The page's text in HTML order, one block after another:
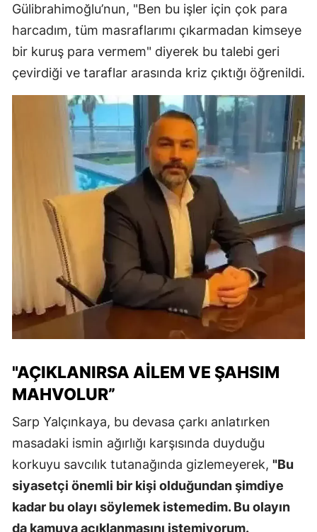
Gülibrahimoğlu’nun, "Ben bu işler için çok para
harcadım, tüm masraflarımı çıkarmadan kimseye
bir kuruş para vermem" diyerek bu talebi geri
çevirdiği ve taraflar arasında kriz çıktığı öğrenildi.
"AÇIKLANIRSA AİLEM VE ŞAHSIM
MAHVOLUR”
Sarp Yalçınkaya, bu devasa çarkı anlatırken
masadaki ismin ağırlığı karşısında duyduğu
korkuyu savcılık tutanağında gizlemeyerek, "Bu
siyasetçi önemli bir kişi olduğundan şimdiye
kadar bu olayı söylemek istemedim. Bu olayın
da kamuya açıklanmasını istemiyorum.